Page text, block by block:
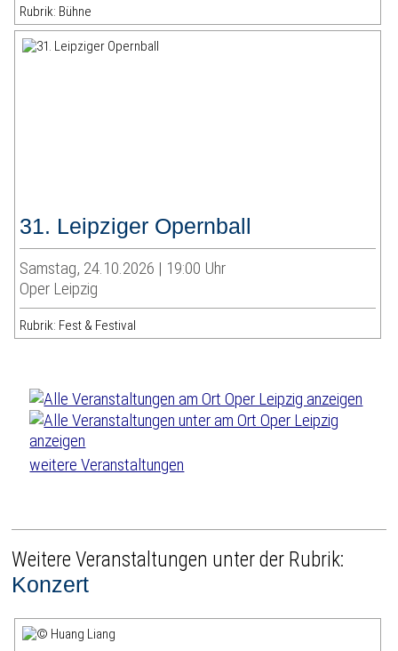
Rubrik: Bühne
31. Leipziger Opernball
Samstag, 24.10.2026 | 19:00 Uhr
Oper Leipzig
Rubrik: Fest & Festival
weitere Veranstaltungen
Weitere Veranstaltungen unter der Rubrik:
Konzert